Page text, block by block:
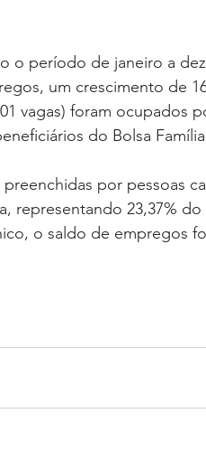
o período de janeiro a
um crescimento de
vagas) foram ocupados
do Bolsa
por pessoas
representando 23,37%
o saldo de empregos